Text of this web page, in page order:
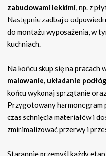
zabudowami lekkimi , np. z
Następnie zadbaj o
do montażu wyposażenia, w
kuchniach.
Na końcu skup się na pracach
malowanie, układanie
końcu wykonaj sprzątanie
Przygotowany harmonogram
czas schnięcia materiałów i
zminimalizować przerwy i
Starannie przemyśl każdy